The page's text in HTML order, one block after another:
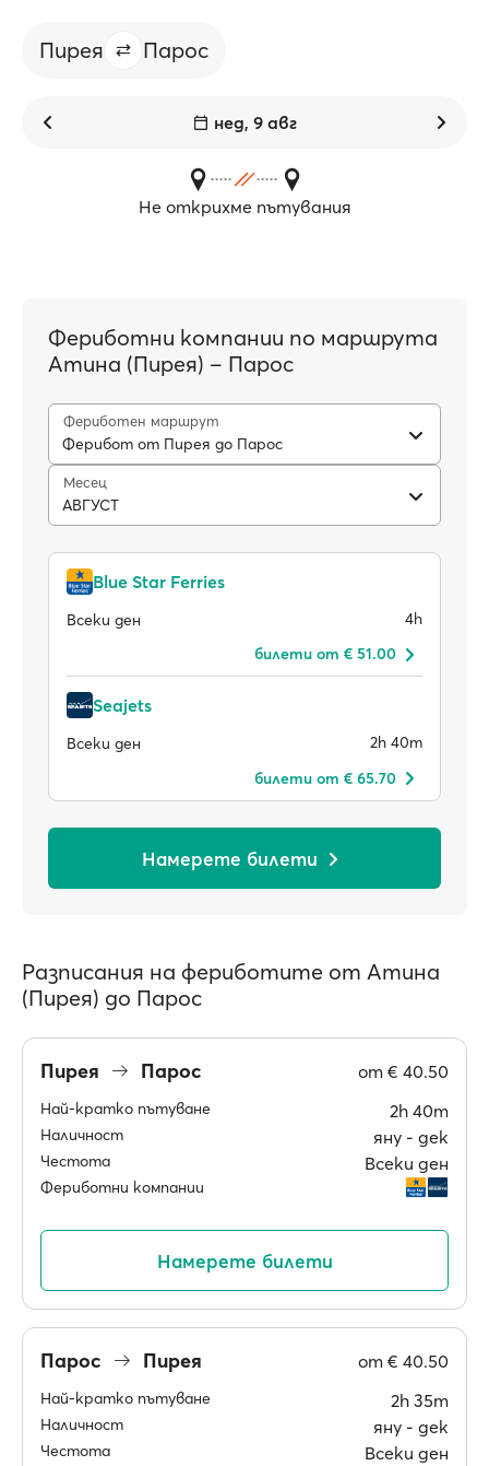
Пирея Парос
нед, 9 авг
Не открихме пътувания
Фериботни компании по маршрута
Атина (Пирея) – Парос
Фериботен маршрут
Ферибот от Пирея до Парос
Месец
АВГУСТ
Blue Star Ferries
Всеки ден
4h
билети от € 51.00
Seajets
Всеки ден
2h 40m
билети от € 65.70
Намерете билети
Разписания на фериботите от Атина
(Пирея) до Парос
Пирея Парос от € 40.50
Най-кратко пътуване 2h 40m
Наличност яну ‐ дек
Честота Всеки ден
Фериботни компании
Намерете билети
Парос Пирея от € 40.50
Най-кратко пътуване 2h 35m
Наличност яну ‐ дек
Честота Всеки ден